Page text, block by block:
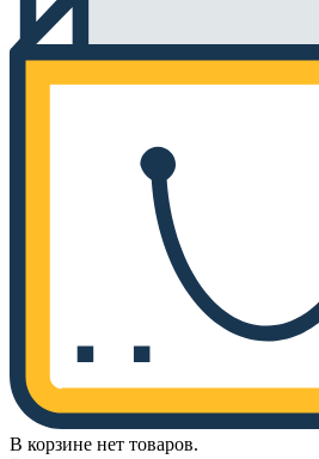
В корзине нет товаров.